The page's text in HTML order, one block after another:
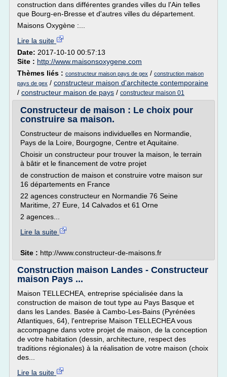
construction dans différentes grandes villes du l'Ain telles
que Bourg-en-Bresse et d'autres villes du département.
Maisons Oxygène :...
Lire la suite
Date: 2017-10-10 00:57:13
Site : http://www.maisonsoxygene.com
Thèmes liés : constructeur maison pays de gex / construction maison
pays de gex / constructeur maison d'architecte contemporaine
/ constructeur maison de pays / constructeur maison 01
Constructeur de maison : Le choix pour
construire sa maison.
Constructeur de maisons individuelles en Normandie,
Pays de la Loire, Bourgogne, Centre et Aquitaine.
Choisir un constructeur pour trouver la maison, le terrain
à bâtir et le financement de votre projet
de construction de maison et construire votre maison sur
16 départements en France
22 agences constructeur en Normandie 76 Seine
Maritime, 27 Eure, 14 Calvados et 61 Orne
2 agences...
Lire la suite
Site : http://www.constructeur-de-maisons.fr
Construction maison Landes - Constructeur
maison Pays ...
Maison TELLECHEA, entreprise spécialisée dans la
construction de maison de tout type au Pays Basque et
dans les Landes. Basée à Cambo-Les-Bains (Pyrénées
Atlantiques, 64), l'entreprise Maison TELLECHEA vous
accompagne dans votre projet de maison, de la conception
de votre habitation (dessin, architecture, respect des
traditions régionales) à la réalisation de votre maison (choix
des...
Lire la suite